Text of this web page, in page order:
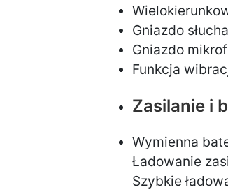
Gniazdo
Gniazdo
Funkcja
Zasilanie i
Wymienna
Ładowanie
Szybkie